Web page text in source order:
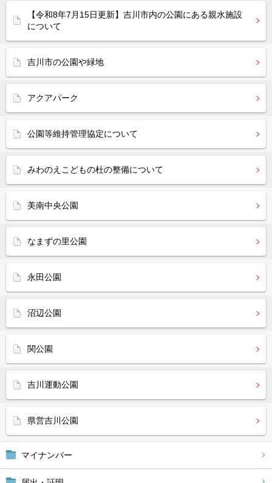
マイナンバー
【令和8年7月15日更新】吉川市内の公園にある親水施設
について
吉川市の公園や緑地
アクアパーク
公園等維持管理協定について
みわのえこどもの杜の整備について
美南中央公園
なまずの里公園
永田公園
沼辺公園
関公園
吉川運動公園
県営吉川公園